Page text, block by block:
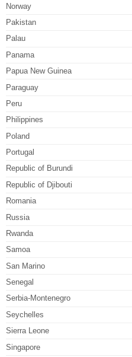
Norway
Pakistan
Palau
Panama
Papua New Guinea
Paraguay
Peru
Philippines
Poland
Portugal
Republic of Burundi
Republic of Djibouti
Romania
Russia
Rwanda
Samoa
San Marino
Senegal
Serbia-Montenegro
Seychelles
Sierra Leone
Singapore